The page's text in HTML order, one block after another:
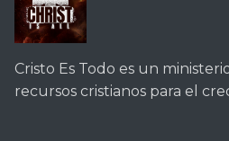
Cristo Es Todo es un
recursos cristianos para el